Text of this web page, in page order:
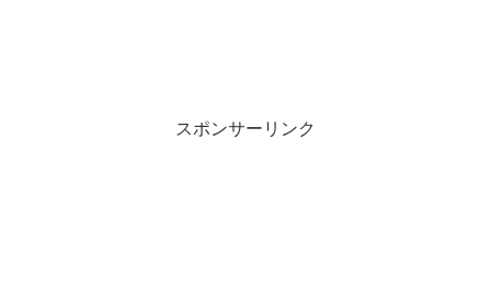
スポンサーリンク